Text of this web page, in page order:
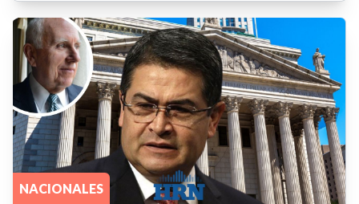
NACIONALES